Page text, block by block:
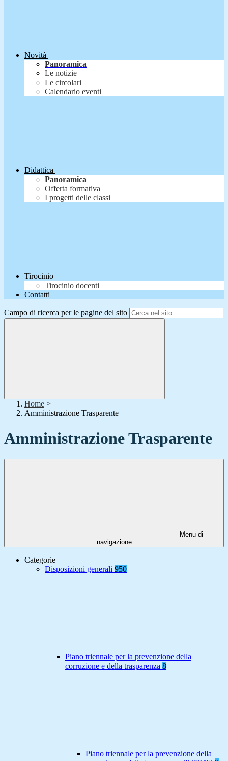
Novità
Panoramica
Le notizie
Le circolari
Calendario eventi
Didattica
Panoramica
Offerta formativa
I progetti delle classi
Tirocinio
Tirocinio docenti
Contatti
Campo di ricerca per le pagine del sito
Home >
Amministrazione Trasparente
Amministrazione Trasparente
Menu di
navigazione
Categorie
Disposizioni generali 950
Piano triennale per la prevenzione della
corruzione e della trasparenza 8
Piano triennale per la prevenzione della